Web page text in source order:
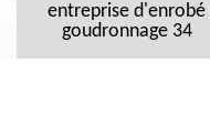
entreprise d'enrobé
goudronnage 34